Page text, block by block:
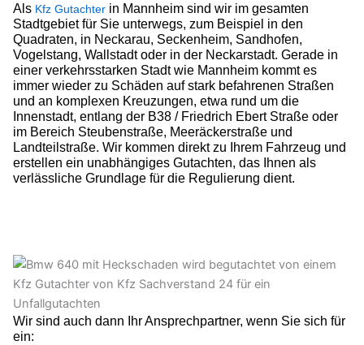
Als Kfz Gutachter in Mannheim sind wir im gesamten
Stadtgebiet für Sie unterwegs, zum Beispiel in den
Quadraten, in Neckarau, Seckenheim, Sandhofen,
Vogelstang, Wallstadt oder in der Neckarstadt. Gerade in
einer verkehrsstarken Stadt wie Mannheim kommt es
immer wieder zu Schäden auf stark befahrenen Straßen
und an komplexen Kreuzungen, etwa rund um die
Innenstadt, entlang der B38 / Friedrich Ebert Straße oder
im Bereich Steubenstraße, Meeräckerstraße und
Landteilstraße. Wir kommen direkt zu Ihrem Fahrzeug und
erstellen ein unabhängiges Gutachten, das Ihnen als
verlässliche Grundlage für die Regulierung dient.
Wir sind auch dann Ihr Ansprechpartner, wenn Sie sich für
ein: